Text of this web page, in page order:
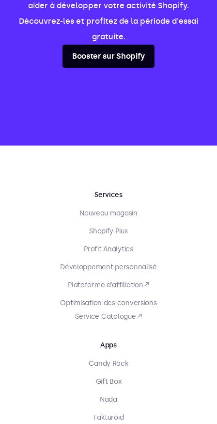
aider à développer votre activité Shopify.
Découvrez-les et profitez de la période d'essai
gratuite.
Booster sur Shopify
Services
Nouveau magasin
Shopify Plus
Profit Analytics
Développement personnalisé
Plateforme d'affiliation ↗
Optimisation des conversions
Service Catalogue ↗
Apps
Candy Rack
Gift Box
Nada
Fakturoid